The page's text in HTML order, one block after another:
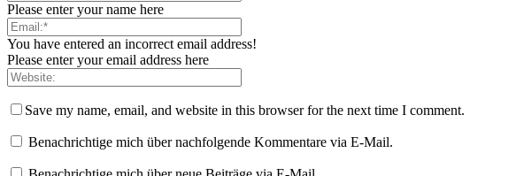
Please enter your name here
You have entered an incorrect email address!
Please enter your email address here
Save my name, email, and website in this browser for the next time I comment.
Benachrichtige mich über nachfolgende Kommentare via E-Mail.